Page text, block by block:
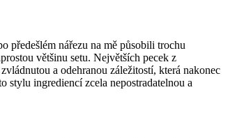
předešlém nářezu na mě působili trochu
většinu setu. Největších pecek z
a odehranou záležitostí, která nakonec
stylu ingrediencí zcela nepostradatelnou a